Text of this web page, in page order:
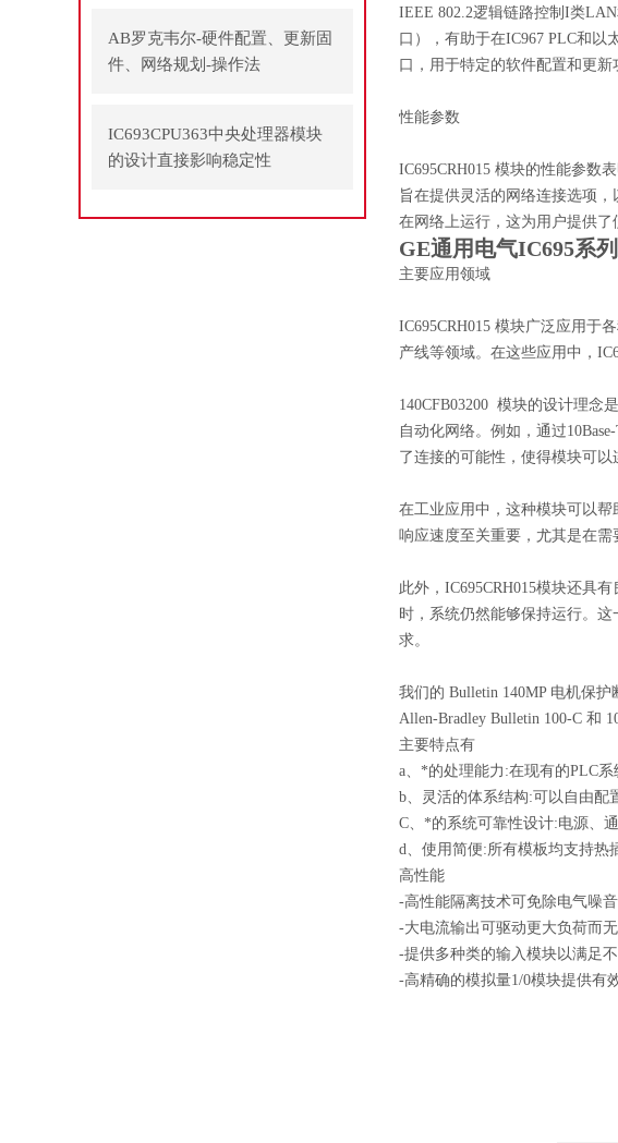
AB罗克韦尔-硬件配置、更新固
件、网络规划-操作法
IC693CPU363中央处理器模块
的设计直接影响稳定性
IEEE 802.2逻辑链路控制I类
口），有助于在IC967 PLC和以
口，用于特定的软件配置和更新
性能参数
IC695CRH015 模块的性能参数
旨在提供灵活的网络连接选项，
在网络上运行，这为用户提供了
GE通用电气IC695系
主要应用领域
IC695CRH015 模块广泛应用于
产线等领域。在这些应用中，
140CFB03200 模块的设计理念
自动化网络。例如，通过
了连接的可能性，使得模块可以
在工业应用中，这种模块可以
响应速度至关重要，尤其是在需
此外，IC695CRH015模块还具
时，系统仍然能够保持运行。
求。
我们的 Bulletin 140MP 电机保
Allen‑Bradley Bulletin 100-C 和
主要特点有
a、*的处理能力:在现有的PLC
b、灵活的体系结构:可以自由配
C、*的系统可靠性设计:电源、
d、使用简便:所有模板均支持热
高性能
-高性能隔离技术可免除电气噪
-大电流输出可驱动更大负荷而
-提供多种类的输入模块以满足
-高精确的模拟量1/0模块提供有